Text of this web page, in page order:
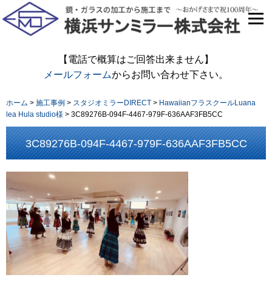
【電話で概算はご回答出来ません】
メールフォームからお問い合わせ下さい。
ホーム > 施工事例 > スタジオミラーDIRECT > HawaiianフラスクールLuana
lea Hula studio様 > 3C89276B-094F-4467-979F-636AAF3FB5CC
3C89276B-094F-4467-979F-636AAF3FB5CC